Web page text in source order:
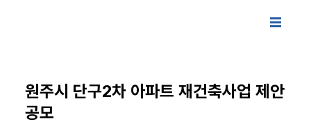
원주시 단구2차 아파트 재건축사업 제안
공모